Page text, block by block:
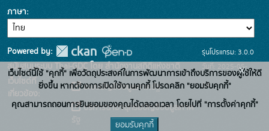
ภาษา
Powered by:
สนับสนุนระบบ Thai-GDC โดย สำนักงานสถิติแห่งชาติ
เว็บไซต์ที่
เกี่ยวข้อง:
ระบบบัญชีข้อมูลภาครัฐ
บริการนามานุกรมบัญชีข้อมูลภาค
รุ่นโปรแกรม: 3.0.0
วันที่: 2025-05-
19
เว็บไซต์นี้ใช้ "คุกกี้" เพื่อวัตถุประสงค์ในการพัฒนาการเข้าถึงบริการของผู้ใช้ให้ดี
ยิ่งขึ้น หากต้องการเปิดใช้งานคุกกี้ โปรดคลิก "ยอมรับคุกกี้"
คุณสามารถถอนการยินยอมของคุณได้ตลอดเวลา โดยไปที่ "การตั้งค่าคุกกี้"
ยอมรับคุกกี้
x